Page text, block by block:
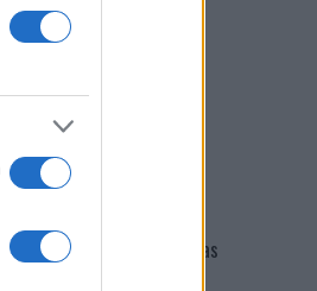
I nostri cari
Giovannimaria Cabras